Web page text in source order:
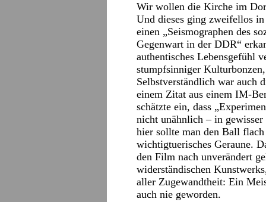
Wir wollen die Kirche im
Und dieses ging zweifellos
einen „Seismographen des
Gegenwart in der DDR“
authentisches Lebensgefühl
stumpfsinniger
Selbstverständlich war auch
einem Zitat aus einem IM-
schätzte ein, dass
nicht unähnlich – in
hier sollte man den Ball
wichtigtuerisches Geraune.
den Film nach unverändert
widerständischen
aller Zugewandtheit: Ein
auch nie geworden.